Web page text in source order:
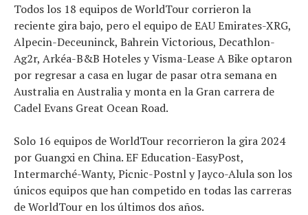
Todos los 18 equipos de WorldTour corrieron la
reciente gira bajo, pero el equipo de EAU Emirates-XRG,
Alpecin-Deceuninck, Bahrein Victorious, Decathlon-
Ag2r, Arkéa-B&B Hoteles y Visma-Lease A Bike optaron
por regresar a casa en lugar de pasar otra semana en
Australia en Australia y monta en la Gran carrera de
Cadel Evans Great Ocean Road.
Solo 16 equipos de WorldTour recorrieron la gira 2024
por Guangxi en China. EF Education-EasyPost,
Intermarché-Wanty, Picnic-Postnl y Jayco-Alula son los
únicos equipos que han competido en todas las carreras
de WorldTour en los últimos dos años.